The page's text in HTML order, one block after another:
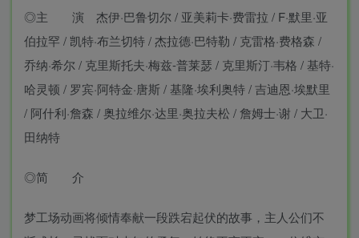
◎主 演 杰伊·巴鲁切尔 / 亚美莉卡·费雷拉 / F·默里·亚
伯拉罕 / 凯特·布兰切特 / 杰拉德·巴特勒 / 克雷格·费格森 /
乔纳·希尔 / 克里斯托夫·梅兹-普莱瑟 / 克里斯汀·韦格 / 基特·
哈灵顿 / 罗宾·阿特金·唐斯 / 基隆·埃利奥特 / 吉迪恩·埃默里
/ 阿什利·詹森 / 奥拉维尔·达里·奥拉夫松 / 詹姆士·谢 / 大卫·
田纳特
◎简 介
梦工场动画将倾情奉献一段跌宕起伏的故事，主人公们不